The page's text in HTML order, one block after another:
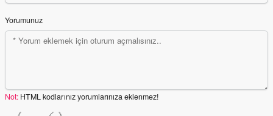
Yorumunuz
Not: HTML kodlarınız yorumlarınıza eklenmez!